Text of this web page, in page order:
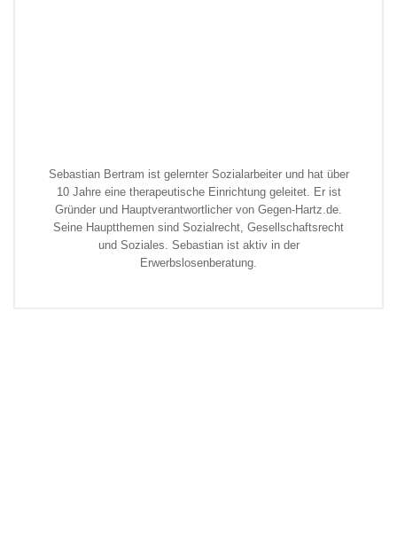
Sebastian Bertram ist gelernter Sozialarbeiter und hat über
10 Jahre eine therapeutische Einrichtung geleitet. Er ist
Gründer und Hauptverantwortlicher von Gegen-Hartz.de.
Seine Hauptthemen sind Sozialrecht, Gesellschaftsrecht
und Soziales. Sebastian ist aktiv in der
Erwerbslosenberatung.